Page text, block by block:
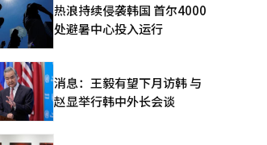
热浪持续侵袭韩国 首尔4000
处避暑中心投入运行
消息：王毅有望下月访韩 与
赵显举行韩中外长会谈